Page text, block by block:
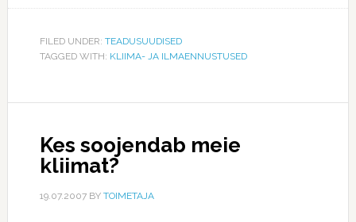
FILED UNDER: TEADUSUUDISED
TAGGED WITH: KLIIMA- JA ILMAENNUSTUSED
Kes soojendab meie
kliimat?
19.07.2007BY TOIMETAJA